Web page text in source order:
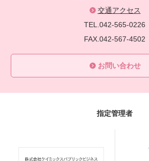
交通アクセス
TEL.042-565-0226
FAX.042-567-4502
お問い合わせ
指定管理者